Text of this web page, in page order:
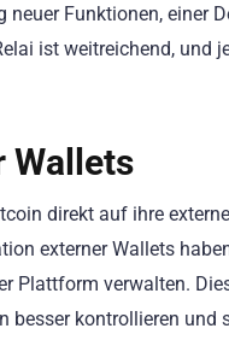
Funktionen, einer
ist weitreichend, und
Wallets
direkt auf ihre
externer Wallets
Plattform verwalten.
besser kontrollieren und